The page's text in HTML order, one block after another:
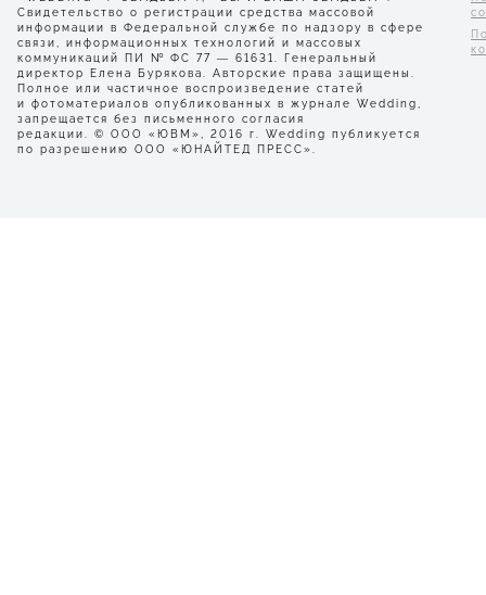
Свидетельство о регистрации средства массовой
информации в Федеральной службе по надзору в сфере
связи, информационных технологий и массовых
коммуникаций ПИ № ФС 77 — 61631. Генеральный
директор Елена Бурякова. Авторские права защищены.
Полное или частичное воспроизведение статей
и фотоматериалов опубликованных в журнале Wedding,
запрещается без письменного согласия
редакции. © ООО «ЮВМ», 2016 г. Wedding публикуется
по разрешению ООО «ЮНАЙТЕД ПРЕСС».